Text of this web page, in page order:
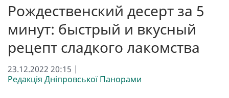
Рождественский десерт за 5
минут: быстрый и вкусный
рецепт сладкого лакомства
23.12.2022 20:15 |
Редакція Дніпровської Панорами